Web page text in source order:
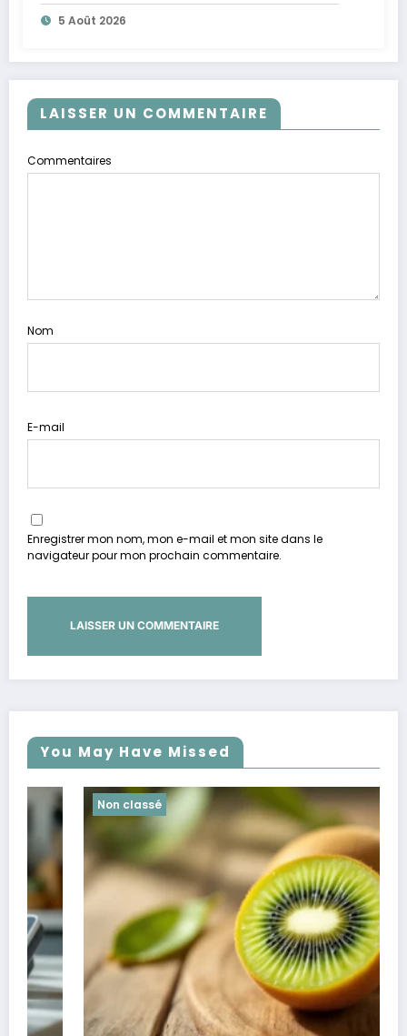
5 Août 2026
LAISSER UN COMMENTAIRE
Commentaires
Nom
E-mail
Enregistrer mon nom, mon e-mail et mon site dans le
navigateur pour mon prochain commentaire.
You May Have Missed
Non classé